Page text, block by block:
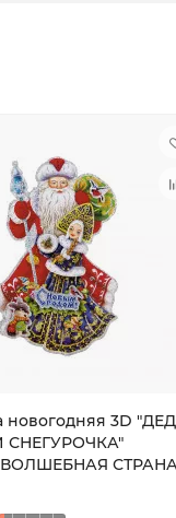
новогодняя 3D "ДЕД
СНЕГУРОЧКА"